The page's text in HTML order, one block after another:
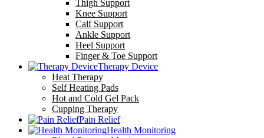
Thigh Support
Knee Support
Calf Support
Ankle Support
Heel Support
Finger & Toe Support
Therapy Device
Heat Therapy
Self Heating Pads
Hot and Cold Gel Pack
Cupping Therapy
Pain Relief
Health Monitoring